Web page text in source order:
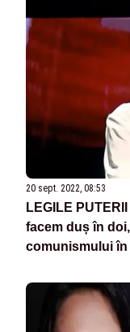
20 sept. 2022, 08:53
LEGILE
facem duș în
comunismului în